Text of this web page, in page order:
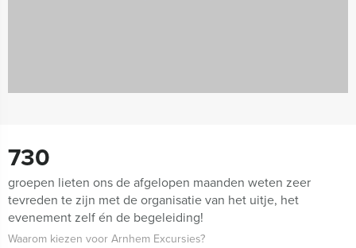
730
groepen lieten ons de afgelopen maanden weten zeer
tevreden te zijn met de organisatie van het uitje, het
evenement zelf én de begeleiding!
Waarom kiezen voor Arnhem Excursies?